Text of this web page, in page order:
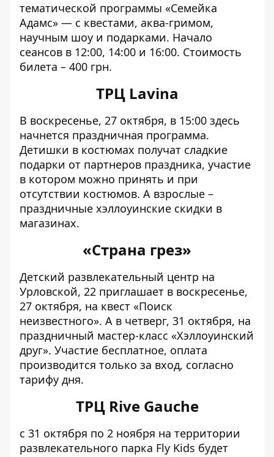
тематической программы «Семейка
Адамс» — с квестами, аква-гримом,
научным шоу и подарками. Начало
сеансов в 12:00, 14:00 и 16:00. Стоимость
билета – 400 грн.
ТРЦ Lavina
В воскресенье, 27 октября, в 15:00 здесь
начнется праздничная программа.
Детишки в костюмах получат сладкие
подарки от партнеров праздника, участие
в котором можно принять и при
отсутствии костюмов. А взрослые –
праздничные хэллоуинские скидки в
магазинах.
«Страна грез»
Детский развлекательный центр на
Урловской, 22 приглашает в воскресенье,
27 октября, на квест «Поиск
неизвестного». А в четверг, 31 октября, на
праздничный мастер-класс «Хэллоуинский
друг». Участие бесплатное, оплата
производится только за вход, согласно
тарифу дня.
ТРЦ Rive Gauche
с 31 октября по 2 ноября на территории
развлекательного парка Fly Kids будет